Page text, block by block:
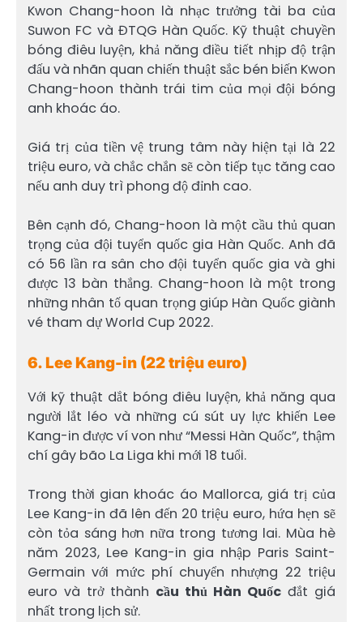
Kwon Chang-hoon là nhạc trưởng tài ba của
Suwon FC và ĐTQG Hàn Quốc. Kỹ thuật chuyền
bóng điêu luyện, khả năng điều tiết nhịp độ trận
đấu và nhãn quan chiến thuật sắc bén biến Kwon
Chang-hoon thành trái tim của mọi đội bóng
anh khoác áo.
Giá trị của tiền vệ trung tâm này hiện tại là 22
triệu euro, và chắc chắn sẽ còn tiếp tục tăng cao
nếu anh duy trì phong độ đỉnh cao.
Bên cạnh đó, Chang-hoon là một cầu thủ quan
trọng của đội tuyển quốc gia Hàn Quốc. Anh đã
có 56 lần ra sân cho đội tuyển quốc gia và ghi
được 13 bàn thắng. Chang-hoon là một trong
những nhân tố quan trọng giúp Hàn Quốc giành
vé tham dự World Cup 2022.
6. Lee Kang-in (22 triệu euro)
Với kỹ thuật dắt bóng điêu luyện, khả năng qua
người lắt léo và những cú sút uy lực khiến Lee
Kang-in được ví von như “Messi Hàn Quốc”, thậm
chí gây bão La Liga khi mới 18 tuổi.
Trong thời gian khoác áo Mallorca, giá trị của
Lee Kang-in đã lên đến 20 triệu euro, hứa hẹn sẽ
còn tỏa sáng hơn nữa trong tương lai. Mùa hè
năm 2023, Lee Kang-in gia nhập Paris Saint-
Germain với mức phí chuyển nhượng 22 triệu
euro và trở thành cầu thủ Hàn Quốc đắt giá
nhất trong lịch sử.